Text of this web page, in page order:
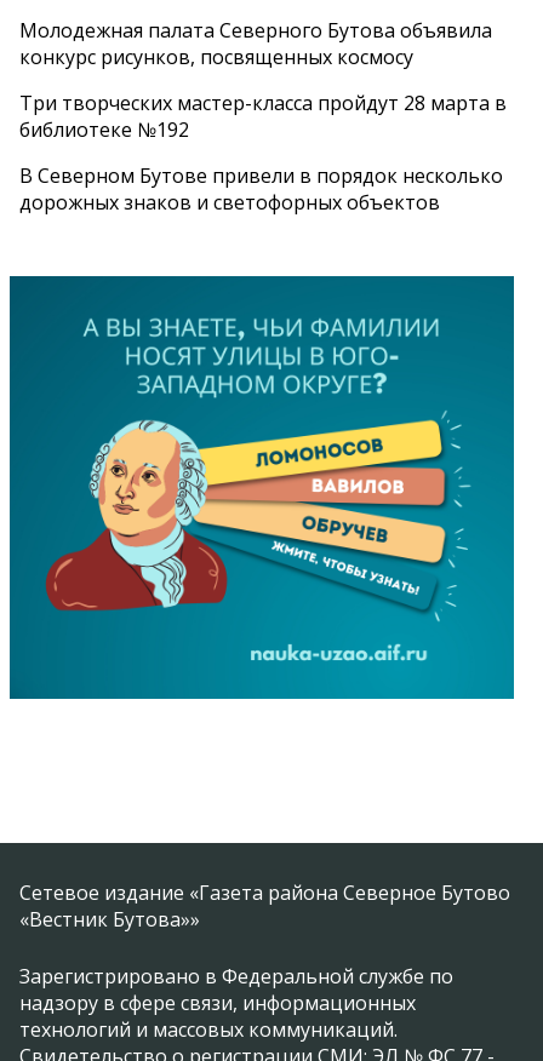
Молодежная палата Северного Бутова объявила
конкурс рисунков, посвященных космосу
Три творческих мастер-класса пройдут 28 марта в
библиотеке №192
В Северном Бутове привели в порядок несколько
дорожных знаков и светофорных объектов
Сетевое издание «Газета района Северное Бутово
«Вестник Бутова»»
Зарегистрировано в Федеральной службе по
надзору в сфере связи, информационных
технологий и массовых коммуникаций.